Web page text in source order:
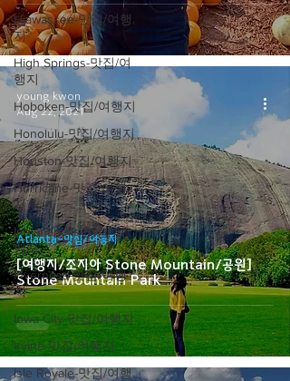
Hiawassee-맛집/여행
지
High Springs-맛집/여
행지
Hoboken-맛집/여행지
Honolulu-맛집/여행지
Houston-맛집/여행지
Hurricane-맛집/여행
지
Indianapolis-맛집/여
행지
Inverness-맛집/여행
지
Iowa City-맛집/여행지
Irvine-맛집/여행지
Isle Royale-맛집/여행
[여행지/조지아 Stone Mountain/공원]
Stone Mountain Park
Atlanta-맛집/여행지
young kwon
Aug 22, 2021